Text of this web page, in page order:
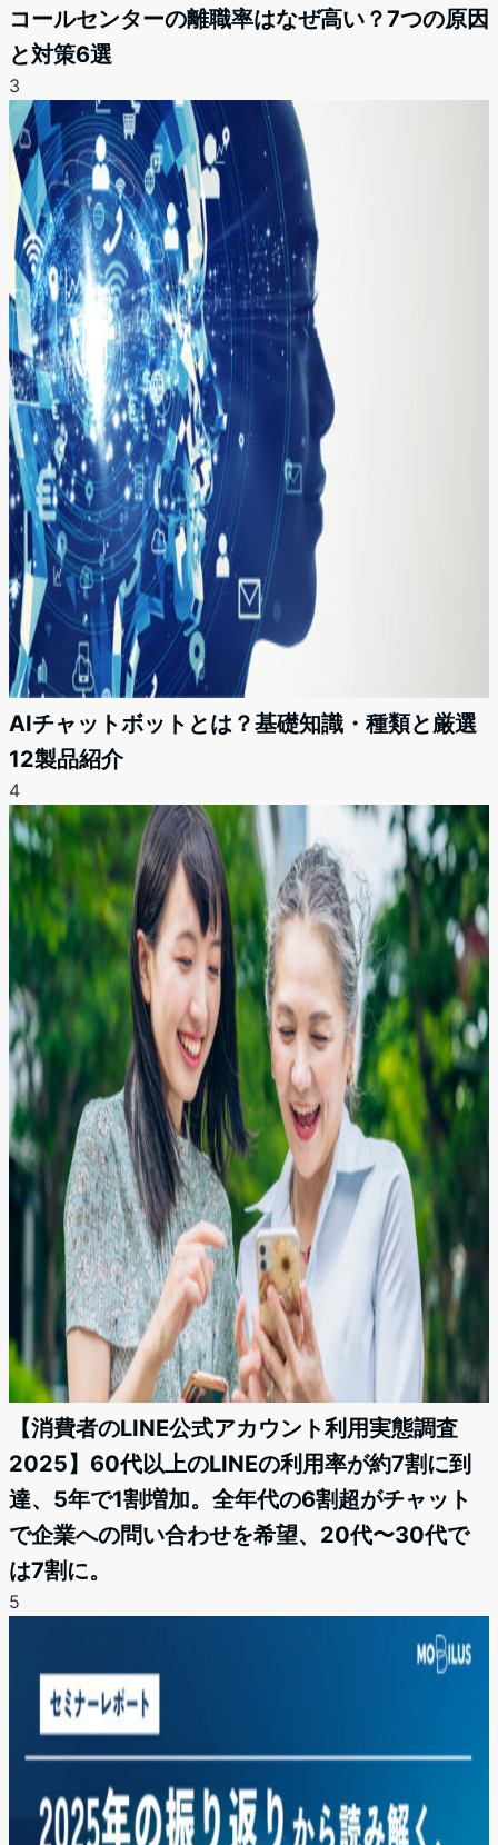
コールセンターの離職率はなぜ高い？7つの原因
と対策6選
3
AIチャットボットとは？基礎知識・種類と厳選
12製品紹介
4
【消費者のLINE公式アカウント利用実態調査
2025】60代以上のLINEの利用率が約7割に到
達、5年で1割増加。全年代の6割超がチャット
で企業への問い合わせを希望、20代〜30代で
は7割に。
5